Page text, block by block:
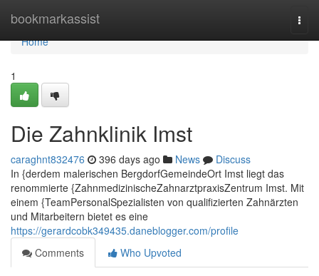
bookmarkassist
Home
Home
1
Die Zahnklinik Imst
caraghnt832476 396 days ago News
Discuss
In {derdem malerischen BergdorfGemeindeOrt Imst liegt das
renommierte {ZahnmedizinischeZahnarztpraxisZentrum Imst. Mit
einem {TeamPersonalSpezialisten von qualifizierten Zahnärzten
und Mitarbeitern bietet es eine
https://gerardcobk349435.daneblogger.com/profile
Comments
Who Upvoted